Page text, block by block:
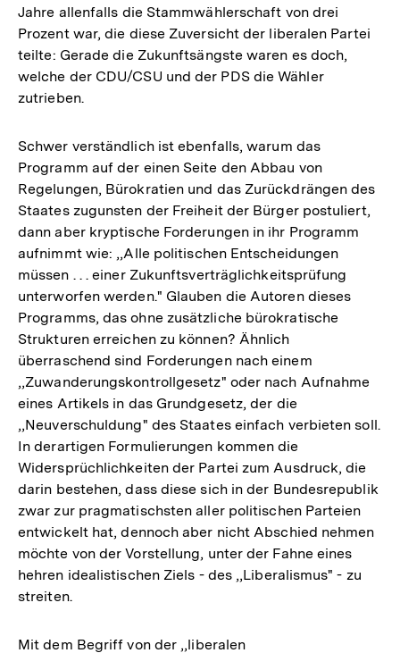
Jahre allenfalls die Stammwählerschaft von drei
Prozent war, die diese Zuversicht der liberalen Partei
teilte: Gerade die Zukunftsängste waren es doch,
welche der CDU/CSU und der PDS die Wähler
zutrieben.
Schwer verständlich ist ebenfalls, warum das
Programm auf der einen Seite den Abbau von
Regelungen, Bürokratien und das Zurückdrängen des
Staates zugunsten der Freiheit der Bürger postuliert,
dann aber kryptische Forderungen in ihr Programm
aufnimmt wie: ,,Alle politischen Entscheidungen
müssen . . . einer Zukunftsverträglichkeitsprüfung
unterworfen werden." Glauben die Autoren dieses
Programms, das ohne zusätzliche bürokratische
Strukturen erreichen zu können? Ähnlich
überraschend sind Forderungen nach einem
,,Zuwanderungskontrollgesetz" oder nach Aufnahme
eines Artikels in das Grundgesetz, der die
,,Neuverschuldung" des Staates einfach verbieten soll.
In derartigen Formulierungen kommen die
Widersprüchlichkeiten der Partei zum Ausdruck, die
darin bestehen, dass diese sich in der Bundesrepublik
zwar zur pragmatischsten aller politischen Parteien
entwickelt hat, dennoch aber nicht Abschied nehmen
möchte von der Vorstellung, unter der Fahne eines
hehren idealistischen Ziels - des ,,Liberalismus" - zu
streiten.
Mit dem Begriff von der ,,liberalen